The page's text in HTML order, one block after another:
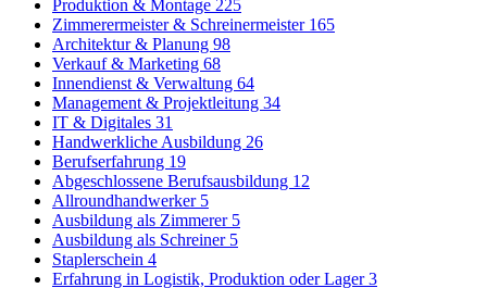
Produktion & Montage 225
Zimmerermeister & Schreinermeister 165
Architektur & Planung 98
Verkauf & Marketing 68
Innendienst & Verwaltung 64
Management & Projektleitung 34
IT & Digitales 31
Handwerkliche Ausbildung 26
Berufserfahrung 19
Abgeschlossene Berufsausbildung 12
Allroundhandwerker 5
Ausbildung als Zimmerer 5
Ausbildung als Schreiner 5
Staplerschein 4
Erfahrung in Logistik, Produktion oder Lager3